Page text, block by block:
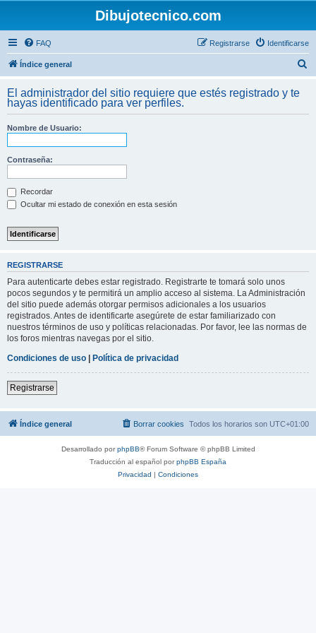
Dibujotecnico.com
FAQ Identificarse
Registrarse
Índice general
c
El administrador del sitio requiere que estés registrado y te
hayas identificado para ver perfiles.
Nombre de Usuario:
Contraseña:
Recordar
Ocultar mi estado de conexión en esta sesión
REGISTRARSE
Para autenticarte debes estar registrado. Registrarte te tomará solo unos
pocos segundos y te permitirá un amplio acceso al sistema. La Administración
del sitio puede además otorgar permisos adicionales a los usuarios
registrados. Antes de identificarte asegúrete de estar familiarizado con
nuestros términos de uso y políticas relacionadas. Por favor, lee las normas de
los foros mientras navegas por el sitio.
Condiciones de uso | Política de privacidad
Registrarse
Índice general Todos los horarios son UTC+01:00
Borrar cookies
Desarrollado porphpBB® Forum Software © phpBB Limited
Traducción al español porphpBB España
Privacidad | Condiciones